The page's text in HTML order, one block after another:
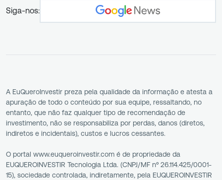
Siga-nos:
A EuQueroInvestir preza pela qualidade da informação e atesta a
apuração de todo o conteúdo por sua equipe, ressaltando, no
entanto, que não faz qualquer tipo de recomendação de
investimento, não se responsabiliza por perdas, danos (diretos,
indiretos e incidentais), custos e lucros cessantes.
O portal www.euqueroinvestir.com é de propriedade da
EUQUEROINVESTIR Tecnologia Ltda. (CNPJ/MF nº 26.114.425/0001-
15), sociedade controlada, indiretamente, pela EUQUEROINVESTIR